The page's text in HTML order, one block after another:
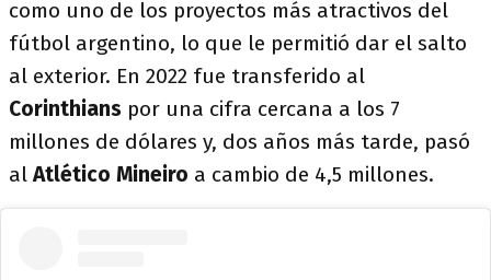
como uno de los proyectos más atractivos del
fútbol argentino, lo que le permitió dar el salto
al exterior. En 2022 fue transferido al
Corinthians por una cifra cercana a los 7
millones de dólares y, dos años más tarde, pasó
alAtlético Mineiro a cambio de 4,5 millones.